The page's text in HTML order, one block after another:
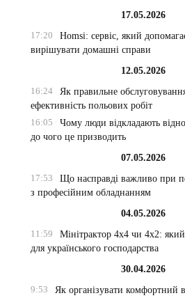
17.05.2026
17:20
Homsi: сервіс, який
вирішувати домашні справи
12.05.2026
16:24
Як правильне
ефективність польових робіт
16:05
Чому люди відкладають
до чого це призводить
07.05.2026
17:53
Що насправді важливо при
з професійним обладнанням
04.05.2026
11:59
Мінітрактор 4х4 чи 4х2:
для українського господарства
30.04.2026
9:53
Як організувати комфортний